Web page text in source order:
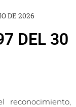
DE 2026
DEL 30